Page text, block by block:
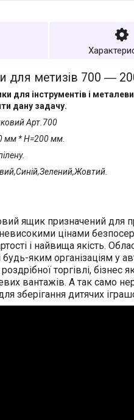
для метизів 700 ―
для інструментів і
дану задачу.
Арт.700
мм * H=200 мм.
ящик призначений для
невисокими цінами
і найвища якість.
яким організаціям у
торгівлі,
вантажів. А так само
зберігання дитячих